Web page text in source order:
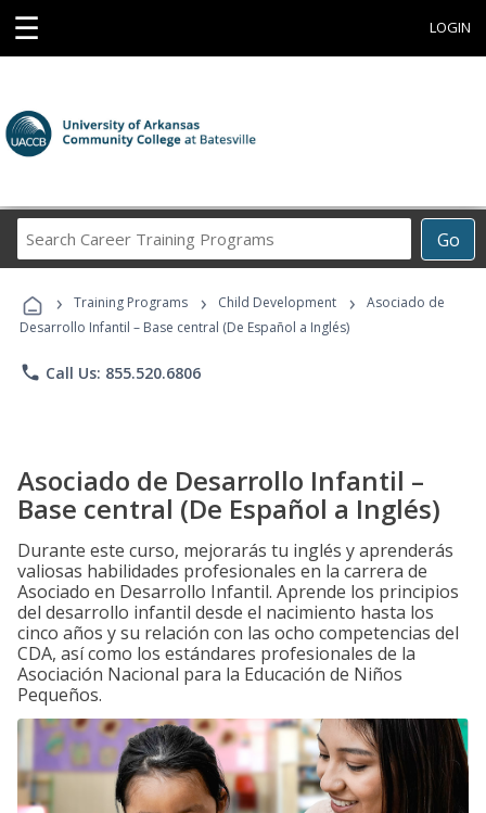
☰ LOGIN
Go
Career
Programs
› Training Programs › Child Development ›
Asociado de
Desarrollo Infantil – Base central (De Español a Inglés)
phone Call Us: 855.520.6806
Asociado de Desarrollo Infantil –
Base central (De Español a Inglés)
Durante este curso, mejorarás tu inglés y aprenderás
valiosas habilidades profesionales en la carrera de
Asociado en Desarrollo Infantil. Aprende los principios
del desarrollo infantil desde el nacimiento hasta los
cinco años y su relación con las ocho competencias del
CDA, así como los estándares profesionales de la
Asociación Nacional para la Educación de Niños
Pequeños.